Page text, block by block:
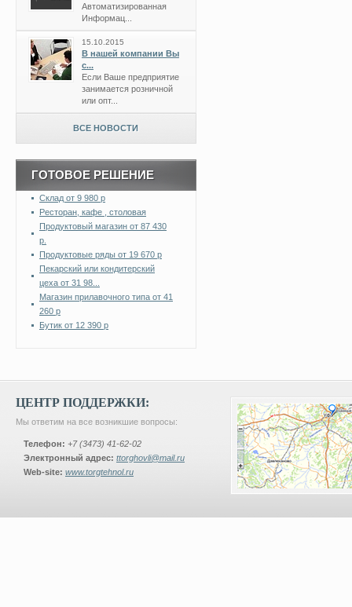
Автоматизированная
Информац...
15.10.2015
В нашей компании Вы
с...
Если Ваше предприятие
занимается розничной
или опт...
ВСЕ НОВОСТИ
ГОТОВОЕ РЕШЕНИЕ
Склад от 9 980 р
Ресторан, кафе , столовая
Продуктовый магазин от 87 430
р.
Продуктовые ряды от 19 670 р
Пекарский или кондитерский
цеха от 31 98...
Магазин прилавочного типа от 41
260 р
Бутик от 12 390 р
ЦЕНТР ПОДДЕРЖКИ:
Мы ответим на все возникшие вопросы:
Телефон: +7 (3473) 41-62-02
Электронный адрес: ttorghovli@mail.ru
Web-site: www.torgtehnol.ru